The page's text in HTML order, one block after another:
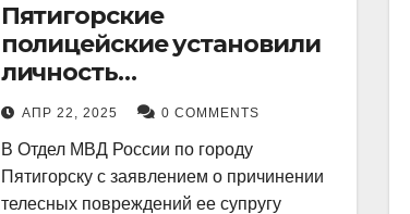
Пятигорские
полицейские установили
личность
злоумышленника,
причинившего телесные
повреждения местному
жителю
АПР 22, 2025 0 COMMENTS
В Отдел МВД России по городу
Пятигорску с заявлением о причинении
телесных повреждений ее супругу